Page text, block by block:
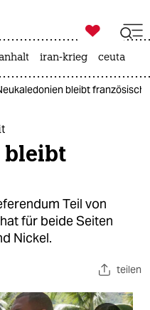

taz zahl ich
iran-krieg ceuta
bleibt französisch
bleibt
Teil von
für beide Seiten
Nickel.
teilen